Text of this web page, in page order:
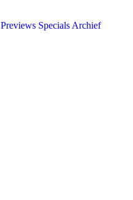
Previews Specials Archief